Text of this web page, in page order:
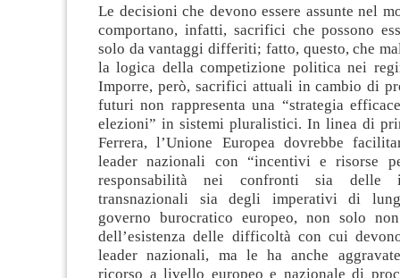
Le decisioni che devono essere assunte nel
comportano, infatti, sacrifici che possono
solo da vantaggi differiti; fatto, questo, che
la logica della competizione politica nei
Imporre, però, sacrifici attuali in cambio di
futuri non rappresenta una “strategia
elezioni” in sistemi pluralistici. In linea di
Ferrera, l’Unione Europea dovrebbe
leader nazionali con “incentivi e risorse
responsabilità nei confronti sia delle
transnazionali sia degli imperativi di
governo burocratico europeo, non solo
dell’esistenza delle difficoltà con cui
leader nazionali, ma le ha anche
ricorso a livello europeo e nazionale di